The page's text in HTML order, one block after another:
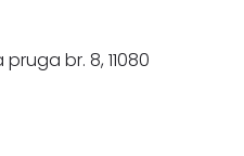
br. 8, 11080